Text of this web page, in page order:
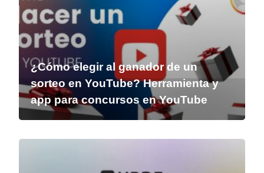
¿Cómo elegir al ganador de un
sorteo en YouTube? Herramienta y
app para concursos en YouTube